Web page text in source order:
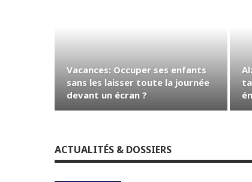
Vacances: Occuper ses enfants
sans les laisser toute la journée
devant un écran ?
ACTUALITÉS & DOSSIERS